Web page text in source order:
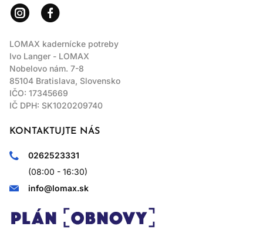
LOMAX kadernícke potreby
Ivo Langer - LOMAX
Nobelovo nám. 7-8
85104 Bratislava, Slovensko
IČO: 17345669
IČ DPH: SK1020209740
KONTAKTUJTE NÁS
0262523331
(08:00 - 16:30)
info@lomax.sk